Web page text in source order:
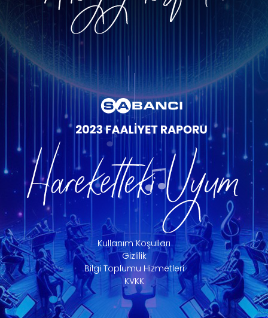
Kullanım Koşulları
Gizlilik
Bilgi Toplumu Hizmetleri
KVKK